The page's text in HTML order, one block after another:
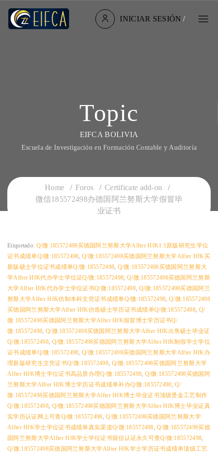
INICIAR SESIÓN /
Topic
EIFCA BOLIVIA
Escuela de Investigación en Formación Contable y Auditoría
Home Foros
Certificate add-on
微信185572498办德国阿兰努斯大学假冒毕
业证书
Etiquetado: Q/微:185572498买德国阿兰努斯大学Alfter HfK1:1原版研究生学位
证书成绩单Q/微:185572498,Q/微:185572498买德国阿兰努斯大学Alfter HfK买
新版硕士学位证书成绩单Q/微:185572498, Q/微:185572498买德国阿兰努斯大
学Alfter HfK代办学士学位证Q/微:185572498, Q/微:185572498买德国阿兰努斯
大学Alfter HfK代办学士学位证书Q/微:185572498, Q/微:185572498买德国阿兰
努斯大学Alfter HfK仿制本科文凭证书成绩单Q/微:185572498,Q/微:185572498
买德国阿兰努斯大学Alfter HfK仿造硕士学历证书成绩单Q/微:185572498, Q/
微:185572498买德国阿兰努斯大学Alfter HfK假冒博士学历证书Q/
微:185572498, Q/微:185572498买德国阿兰努斯大学Alfter HfK出售硕士毕业证
Q/微:185572498, Q/微:185572498买德国阿兰努斯大学Alfter HfK制假学士学位
证书成绩单Q/微:185572498,Q/微:185572498买德国阿兰努斯大学Alfter HfK办
理新版研究生文凭证书Q/微:185572498, Q/微:185572498买德国阿兰努斯大学
Alfter HfK博士学位证书高品质办理Q/微:185572498, Q/微:185572498买德国阿
兰努斯大学Alfter HfK博士学历证书成绩单补办Q/微:185572498,Q/
微:185572498买德国阿兰努斯大学Alfter HfK博士毕业证书顶级烫金工艺制作
Q/微:185572498, Q/微:185572498买德国阿兰努斯大学Alfter HfK博士毕业证真
实学历认证网上可查Q/微:185572498,Q/微:185572498买德国阿兰努斯大学
Alfter HfK学士学位证书成绩单真实渠道Q/微:185572498,Q/微:185572498买德
国阿兰努斯大学Alfter HfK学士学位证书留信认证永久可查Q/微:185572498,
Q/微:185572498买德国阿兰努斯大学Alfter HfK学士学历证书成绩单顶级工艺